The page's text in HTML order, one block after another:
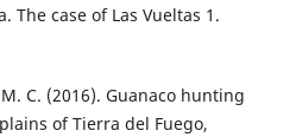
The case of Las Vueltas 1.
C. (2016). Guanaco hunting
of Tierra del Fuego,